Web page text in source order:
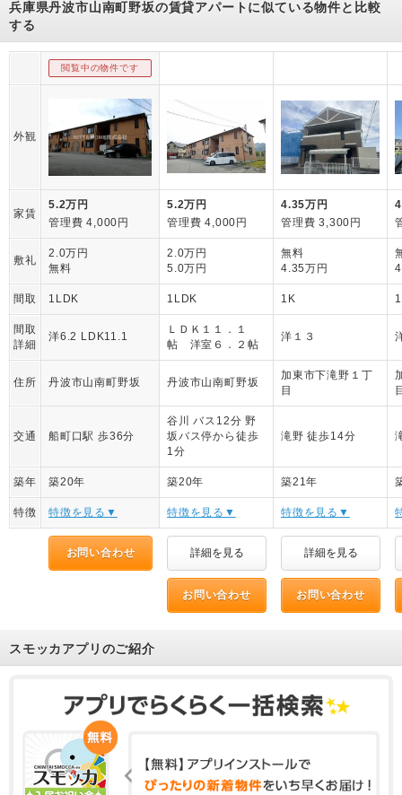
兵庫県丹波市山南町野坂の賃貸アパートに似ている物件と比較
する
閲覧中の物件です
外観
家賃
5.2万円
管理費 4,000円
5.2万円
管理費 4,000円
4.35万円
管理費 3,300円
敷礼
2.0万円
無料
2.0万円
5.0万円
無料
4.35万円
間取 1LDK 1LDK 1K
間取
詳細
洋6.2 LDK11.1
ＬＤＫ１１．１
帖 洋室６．２帖
洋１３
住所 丹波市山南町野坂 丹波市山南町野坂
加東市下滝野１丁
目
交通 船町口駅 歩36分
谷川 バス12分 野
坂バス停から徒歩
1分
滝野 徒歩14分
築年 築20年 築20年 築21年
特徴 特徴を見る▼ 特徴を見る▼ 特徴を見る▼
お問い合わせ 詳細を見る 詳細を見る
お問い合わせ お問い合わせ
スモッカアプリのご紹介